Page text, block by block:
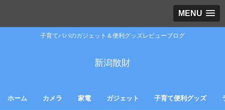
MENU
子育てパパのガジェット＆便利グッズレビューブログ
新潟散財
ホーム カメラ 家電 ガジェット 子育て便利グッズ